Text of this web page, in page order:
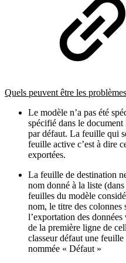
Quels peuvent être les
Le modèle n’a pas été
spécifié dans le
par défaut. La feuille qui
feuille active c’est à dire
exportées.
La feuille de destination
nom donné à la liste
feuilles du modèle
nom, le titre des colonnes
l’exportation des
de la première ligne de
classeur défaut une
nommée « Défaut »